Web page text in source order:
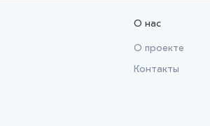
О нас
О проекте
Контакты